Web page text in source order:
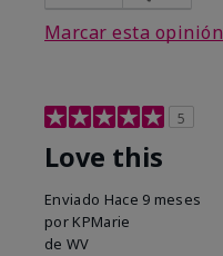
Marcar esta opinión
5
Love this
Enviado Hace 9 meses
por KPMarie
de WV